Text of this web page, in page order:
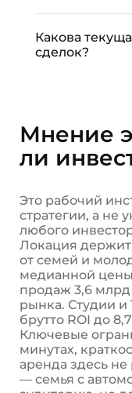
сдачи
Qudra Lakes и
расположены
курорты вроде
по объектам
Какова
сделок?
млрд AED.
Мнение
ли
Это рабочий
стратегии, а не
любого
Локация
от семей и
медианной цены
продаж 3,6
рынка. Студии
брутто ROI до
Ключевые
минутах,
аренда здесь не
— семья с